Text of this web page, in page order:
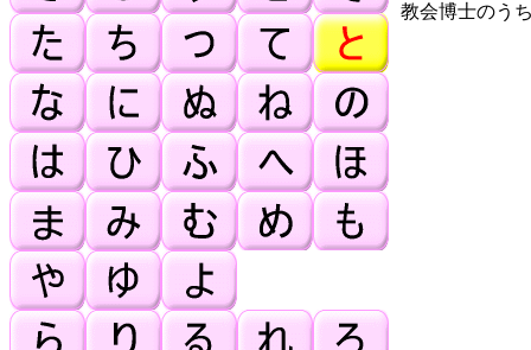
教会博士のう